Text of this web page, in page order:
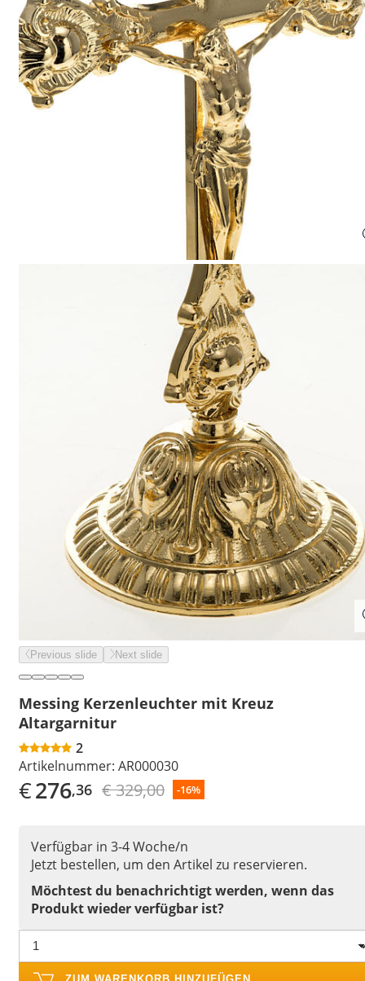
Previous slide Next slide
Messing Kerzenleuchter mit Kreuz
Altargarnitur
2
Artikelnummer: AR000030
€276,36 € 329,00 -16%
Verfügbar in 3-4 Woche/n
Jetzt bestellen, um den Artikel zu reservieren.
Möchtest du benachrichtigt werden, wenn das
Produkt wieder verfügbar ist?